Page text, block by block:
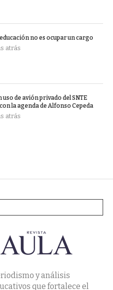
no es ocupar un cargo
atrás
de avión privado del SNTE
la agenda de Alfonso Cepeda
atrás
y análisis
que fortalece el